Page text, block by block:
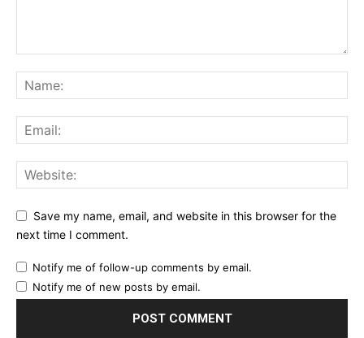
Save my name, email, and website in this browser for the
next time I comment.
Notify me of follow-up comments by email.
Notify me of new posts by email.